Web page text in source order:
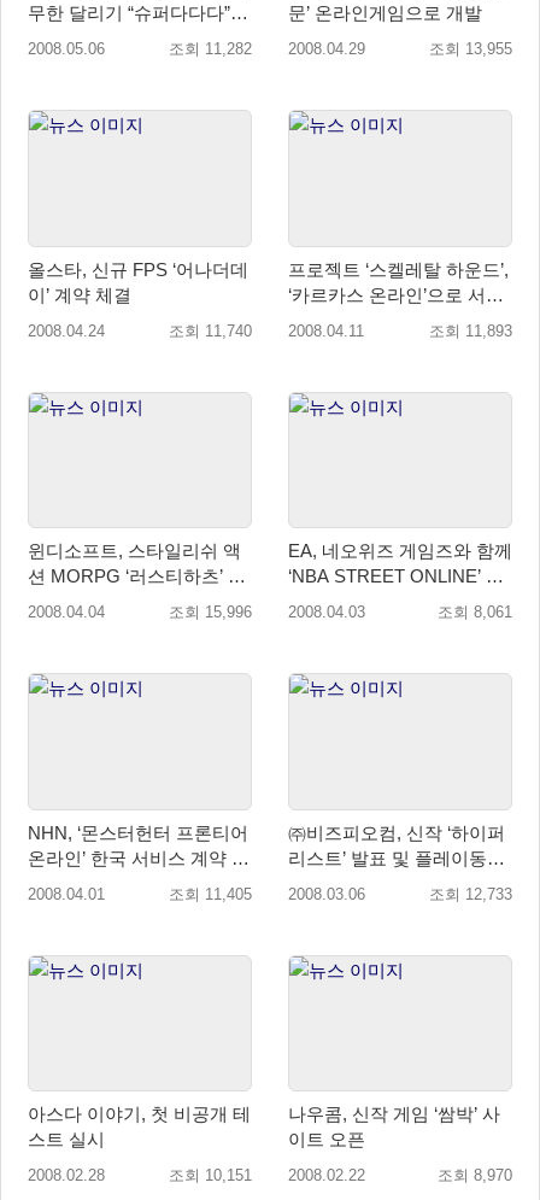
무한 달리기 “슈퍼다다다”
공개
2008.05.06 조회 11,282
문’ 온라인게임으로 개발
2008.04.29 조회 13,955
올스타, 신규 FPS ‘어나더데
이’ 계약 체결
2008.04.24 조회 11,740
프로젝트 ‘스켈레탈 하운드’,
‘카르카스 온라인’으로 서비
스!
2008.04.11 조회 11,893
윈디소프트, 스타일리쉬 액
션 MORPG ‘러스티하츠’ 서
비스
2008.04.04 조회 15,996
EA, 네오위즈 게임즈와 함께
‘NBA STREET ONLINE’ 국
내 서비스 발표!
2008.04.03 조회 8,061
NHN, ‘몬스터헌터 프론티어
온라인’ 한국 서비스 계약 체
결
2008.04.01 조회 11,405
㈜비즈피오컴, 신작 ‘하이퍼
리스트’ 발표 및 플레이동영
상 공개
2008.03.06 조회 12,733
아스다 이야기, 첫 비공개 테
스트 실시
2008.02.28 조회 10,151
나우콤, 신작 게임 ‘쌈박’ 사
이트 오픈
2008.02.22 조회 8,970